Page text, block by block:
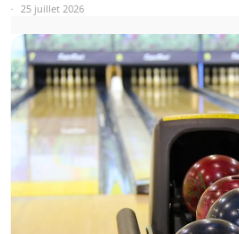
25 juillet 2026